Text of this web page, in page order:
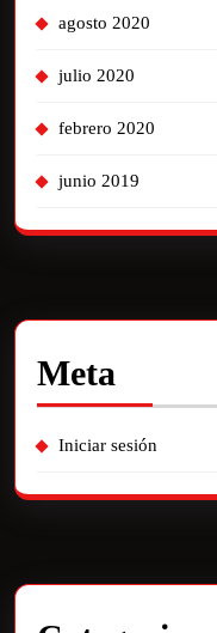
agosto 2020
julio 2020
febrero 2020
junio 2019
Meta
Iniciar sesión